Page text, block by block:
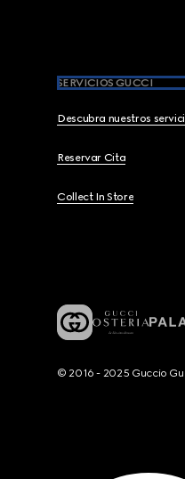
SERVICIOS GUCCI
Descubra nuestros
Reservar Cita
Collect In Store
© 2016 - 2025 Guccio